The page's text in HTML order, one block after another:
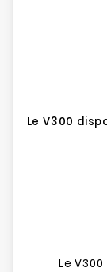
Le V300
Le